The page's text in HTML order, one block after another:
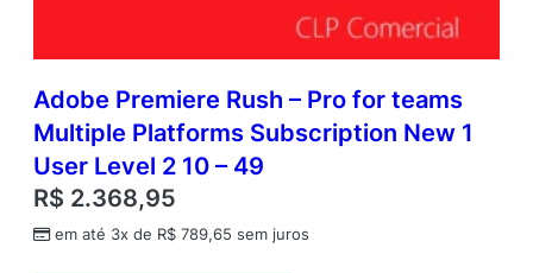
Adobe Premiere Rush – Pro for teams
Multiple Platforms Subscription New 1
User Level 2 10 – 49
R$ 2.368,95
em até 3x de R$ 789,65 sem juros